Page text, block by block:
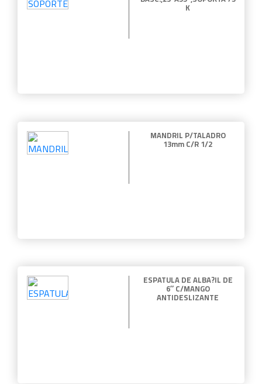
K
MANDRIL P/TALADRO
13mm C/R 1/2
ESPATULA DE ALBA?IL DE
6″ C/MANGO
ANTIDESLIZANTE